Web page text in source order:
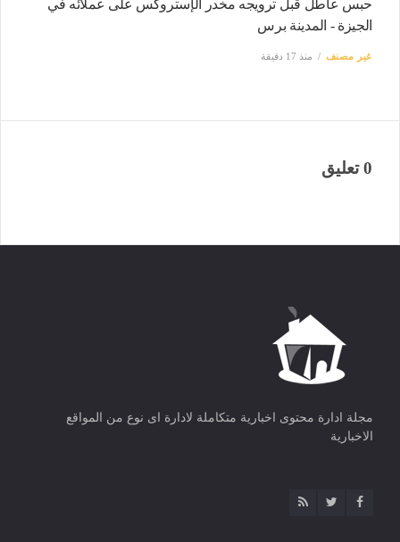
حبس عاطل قبل ترويجه مخدر الإستروكس على عملائه في
الجيزة - المدينة برس
غير مصنف منذ 17 دقيقة
0 تعليق
مجلة ادارة محتوى اخبارية متكاملة لادارة اى نوع من المواقع
الاخبارية